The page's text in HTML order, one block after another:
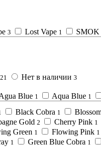
3 Lost Vape 1 SMOK
21 Нет в наличии 3
Blue 1 Aqua Blue 1
Black Cobra 1
Gold 2 Cherry Pink 1
Green 1 Flowing Pink 1
1 Green Blue Cobra 1